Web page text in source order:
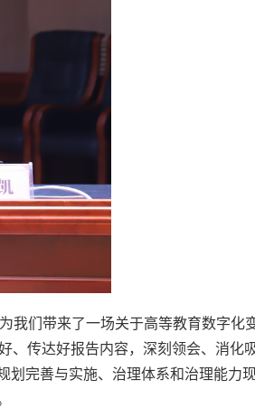
我们带来了一场关于高等教育数字化
、传达好报告内容，深刻领会、消化
划完善与实施、治理体系和治理能力